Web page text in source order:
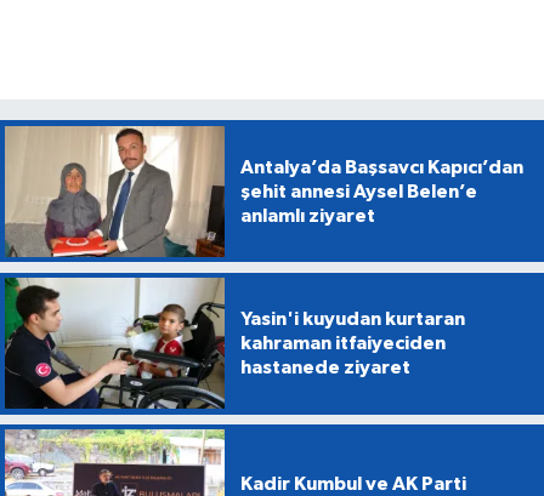
Antalya’da Başsavcı Kapıcı’dan
şehit annesi Aysel Belen’e
anlamlı ziyaret
Yasin'i kuyudan kurtaran
kahraman itfaiyeciden
hastanede ziyaret
Kadir Kumbul ve AK Parti